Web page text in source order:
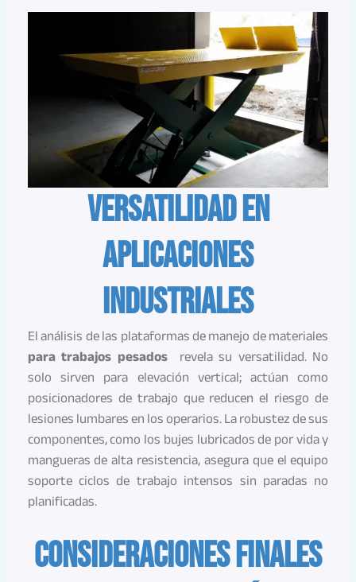
Versatilidad en
aplicaciones
industriales
El análisis de las plataformas de manejo de materiales
para trabajos pesados revela su versatilidad. No
solo sirven para elevación vertical; actúan como
posicionadores de trabajo que reducen el riesgo de
lesiones lumbares en los operarios. La robustez de sus
componentes, como los bujes lubricados de por vida y
mangueras de alta resistencia, asegura que el equipo
soporte ciclos de trabajo intensos sin paradas no
planificadas.
Consideraciones finales